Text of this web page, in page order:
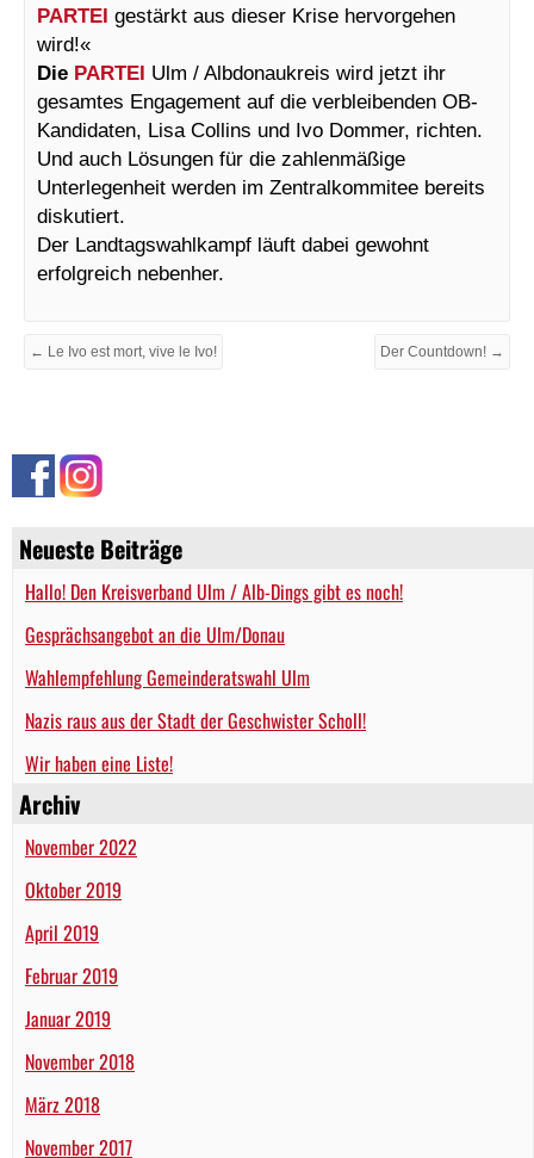
Neueste Beiträge
Hallo! Den Kreisverband Ulm / Alb-Dings gibt es noch!
Gesprächsangebot an die Ulm/Donau
Wahlempfehlung Gemeinderatswahl Ulm
Nazis raus aus der Stadt der Geschwister Scholl!
Wir haben eine Liste!
Archiv
November 2022
Oktober 2019
April 2019
Februar 2019
Januar 2019
November 2018
März 2018
November 2017
PARTEI gestärkt aus dieser Krise hervorgehen
wird!«
Die PARTEI Ulm / Albdonaukreis wird jetzt ihr
gesamtes Engagement auf die verbleibenden OB-
Kandidaten, Lisa Collins und Ivo Dommer, richten.
Und auch Lösungen für die zahlenmäßige
Unterlegenheit werden im Zentralkommitee bereits
diskutiert.
Der Landtagswahlkampf läuft dabei gewohnt
erfolgreich nebenher.
← Le Ivo est mort, vive le Ivo! Der Countdown! →